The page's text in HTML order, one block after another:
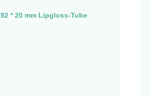
92 * 20 mm Lipgloss-Tube